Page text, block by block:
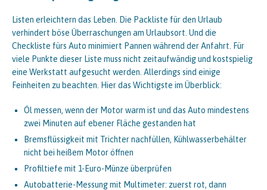
Listen erleichtern das Leben. Die Packliste für den Urlaub
verhindert böse Überraschungen am Urlaubsort. Und die
Checkliste fürs Auto minimiert Pannen während der Anfahrt. Für
viele Punkte dieser Liste muss nicht zeitaufwändig und kostspielig
eine Werkstatt aufgesucht werden. Allerdings sind einige
Feinheiten zu beachten. Hier das Wichtigste im Überblick:
Öl messen, wenn der Motor warm ist und das Auto mindestens
zwei Minuten auf ebener Fläche gestanden hat
Bremsflüssigkeit mit Trichter nachfüllen, Kühlwasserbehälter
nicht bei heißem Motor öffnen
Profiltiefe mit 1-Euro-Münze überprüfen
Autobatterie-Messung mit Multimeter: zuerst rot, dann